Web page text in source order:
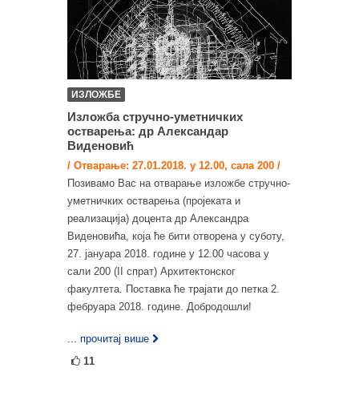
ИЗЛОЖБЕ
Изложба стручно-уметничких
остварења: др Александар
Виденовић
/ Отварање: 27.01.2018. у 12.00, сала 200 /
Позивамо Вас на отварање изложбе стручно-
уметничких остварења (пројеката и
реализација) доцента др Александра
Виденовића, која ће бити отворена у суботу,
27. јануара 2018. године у 12.00 часова у
сали 200 (II спрат) Архитектонског
факултета. Поставка ће трајати до петка 2.
фебруара 2018. године. Добродошли!
... прочитај више
11